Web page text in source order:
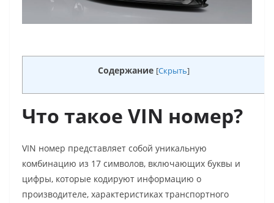
Содержание [Скрыть]
Что такое VIN номер?
VIN номер представляет собой уникальную
комбинацию из 17 символов, включающих буквы и
цифры, которые кодируют информацию о
производителе, характеристиках транспортного